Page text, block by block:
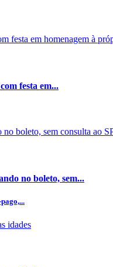
festa em...
no boleto, sem...